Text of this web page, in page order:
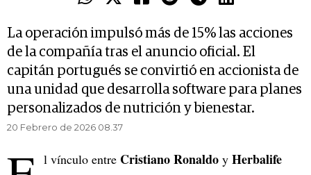
La operación impulsó más de 15% las acciones
de la compañía tras el anuncio oficial. El
capitán portugués se convirtió en accionista de
una unidad que desarrolla software para planes
personalizados de nutrición y bienestar.
20 Febrero de 2026 08.37
l vínculo entre Cristiano Ronaldo y Herbalife